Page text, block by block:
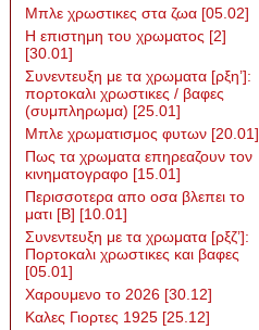
Μπλε χρωστικες στα ζωα [05.02]
Η επιστημη του χρωματος [2]
[30.01]
Συνεντευξη με τα χρωματα [ρξη’]:
πορτοκαλι χρωστικες / βαφες
(συμπληρωμα) [25.01]
Μπλε χρωματισμος φυτων [20.01]
Πως τα χρωματα επηρεαζουν τον
κινηματογραφο [15.01]
Περισσοτερα απο οσα βλεπει το
ματι [Β] [10.01]
Συνεντευξη με τα χρωματα [ρξζ’]:
Πορτοκαλι χρωστικες και βαφες
[05.01]
Χαρουμενο το 2026 [30.12]
Καλες Γιορτες 1925 [25.12]